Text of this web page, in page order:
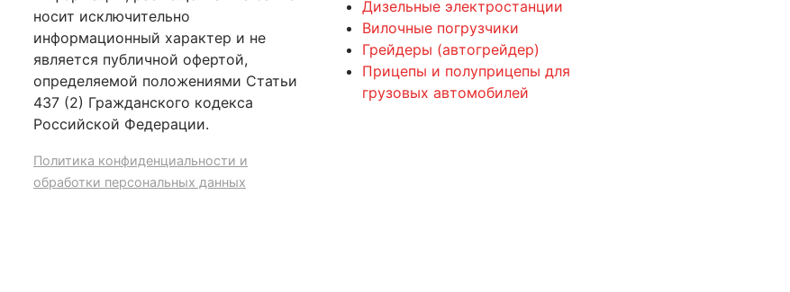
носит исключительно
информационный характер и не
является публичной офертой,
определяемой положениями Статьи
437 (2) Гражданского кодекса
Российской Федерации.
Политика конфиденциальности и
обработки персональных данных
Дизельные электростанции
Вилочные погрузчики
Грейдеры (автогрейдер)
Прицепы и полуприцепы для
грузовых автомобилей